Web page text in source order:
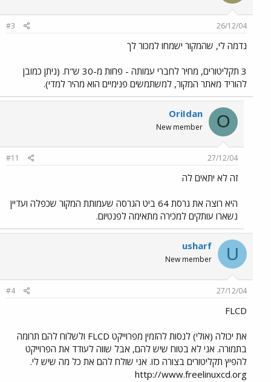
26/12/04
#3
נדמה לי, שהמקור ישמחו למכור לך
3 תקליטורים, מחיר לחברי עמותה - פחות מ-30 ש"ח. (ניתן כמובן
להוריד מאתר המקור, למשתמשים פנימיים הוא מהיר למדי).
O
OriIdan
New member
27/12/04
#11
זה לא יתאים לה
היא רוצה את גרסת 64 ביט הגרסה שעמותת המקור שכפלה ועדיין
נשארו עותקים למכירה מתאימה לפנטיום.
U
usharf
New member
27/12/04
#4
FLCD
את יכולה (אולי) לנסות להזמין מפרוייקט FLCD ולשלוח להם תרומה
בתמורה. אני לא בטוח שיש להם, אבל שווה לעודד את הפרוייקט
להפיץ תקליטורים בצורה כזו. אני שולח להם את כל מה שיש לי.
http://www.freelinuxcd.org